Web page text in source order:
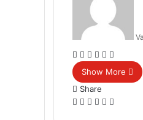
Facebook
Twitter
Messenger
Messenger
WhatsApp
Show More
Share
Facebook
Twitter
Messenger
Messenger
WhatsApp